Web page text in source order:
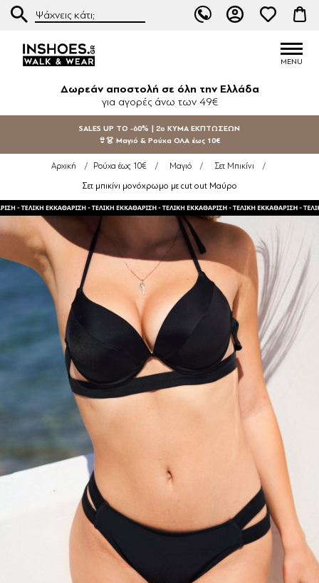
Δωρεάν αποστολή σε όλη την Ελλάδα
για αγορές άνω των 49€
SALES UP TO -60% | 2ο ΚΥΜΑ ΕΚΠΤΩΣΕΩΝ
👙👗 Μαγιό & Ρούχα ΟΛΑ έως 10€
Αρχική / Ρούχα έως 10€ / Μαγιό / Σετ Μπικίνι /
Σετ μπικίνι μονόχρωμο με cut out Μαύρο